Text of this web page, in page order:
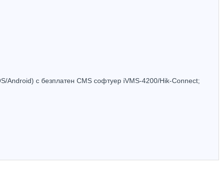
с безплатен CMS софтуер iVMS-4200/Hik-Connect;